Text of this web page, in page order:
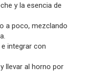
y la esencia de
a poco, mezclando
integrar con
llevar al horno por